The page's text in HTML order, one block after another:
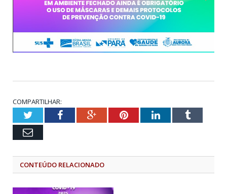
COMPARTILHAR:
TwitterFacebookGoogle+PinterestLinkedInTumblr
Email
CONTEÚDO RELACIONADO